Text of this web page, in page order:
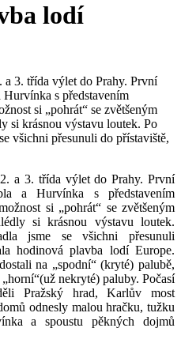
lodí
a 3. třída výlet do Prahy. První
s představením
si „pohrát“ se zvětšeným
si krásnou výstavu loutek. Po
všichni přesunuli do přístaviště,
a 3. třída výlet do Prahy. První
a Hurvínka s představením
si „pohrát“ se zvětšeným
si krásnou výstavu loutek.
jsme se všichni přesunuli
hodinová plavba lodí Europe.
na „spodní“ (kryté) palubě,
nekryté) paluby. Počasí
Pražský hrad, Karlův most
odnesly malou hračku, tužku
a spoustu pěkných dojmů